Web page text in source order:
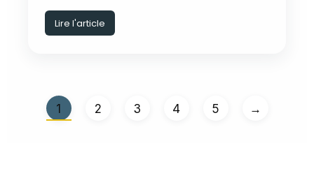
Lire l'article
1 2 3 4 5 →